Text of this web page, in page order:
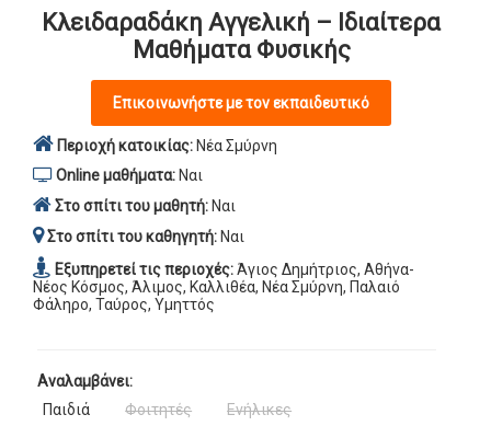
Κλειδαραδάκη Αγγελική – Ιδιαίτερα
Μαθήματα Φυσικής
Επικοινωνήστε με τον εκπαιδευτικό
Περιοχή κατοικίας:Νέα Σμύρνη
Online μαθήματα:Ναι
Στο σπίτι του μαθητή:Ναι
Στο σπίτι του καθηγητή:Ναι
Εξυπηρετεί τις περιοχές:Άγιος Δημήτριος, Αθήνα-
Νέος Κόσμος, Άλιμος, Καλλιθέα, Νέα Σμύρνη, Παλαιό
Φάληρο, Ταύρος, Υμηττός
Αναλαμβάνει:
Παιδιά
Φοιτητές
Ενήλικες